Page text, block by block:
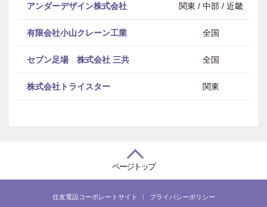
アンダーデザイン株式会社 関東 / 中部 / 近畿
有限会社小山クレーン工業 全国
セブン足場 株式会社 三共 全国
株式会社トライスター 関東
ページトップ
住友電設コーポレートサイト プライバシーポリシー